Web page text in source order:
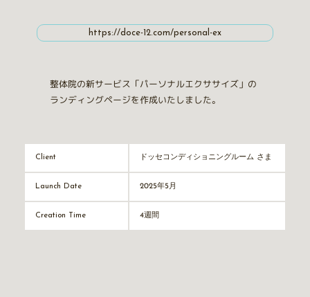
https://doce-12.com/personal-ex
整体院の新サービス「パーソナルエクササイズ」の
ランディングページを作成いたしました。
Client ドッセコンディショニングルーム さま
Launch Date 2025年5月
Creation Time 4週間